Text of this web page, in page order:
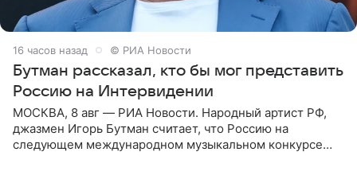
16 часов назад © РИА Новости
Бутман рассказал, кто бы мог представить
Россию на Интервидении
МОСКВА, 8 авг — РИА Новости. Народный артист РФ,
джазмен Игорь Бутман считает, что Россию на
следующем международном музыкальном конкурсе